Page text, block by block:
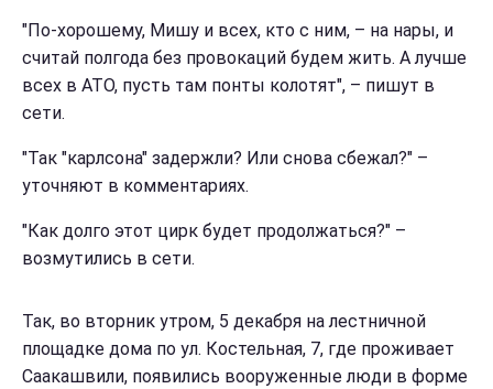
"По-хорошему, Мишу и всех, кто с ним, – на нары, и
считай полгода без провокаций будем жить. А лучше
всех в АТО, пусть там понты колотят", – пишут в
сети.
"Так "карлсона" задержли? Или снова сбежал?" –
уточняют в комментариях.
"Как долго этот цирк будет продолжаться?" –
возмутились в сети.
Так, во вторник утром, 5 декабря на лестничной
площадке дома по ул. Костельная, 7, где проживает
Саакашвили, появились вооруженные люди в форме